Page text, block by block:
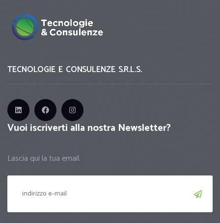
TECNOLOGIE E CONSULENZE S.R.L.S.
Vuoi iscriverti alla nostra Newsletter?
Lascia qui la tua email.